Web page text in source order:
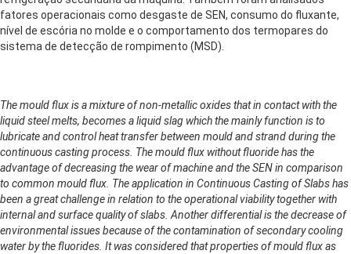
fatores operacionais como desgaste de SEN, consumo do fluxante,
nível de escória no molde e o comportamento dos termopares do
sistema de detecção de rompimento (MSD).
The mould flux is a mixture of non-metallic oxides that in contact with the
liquid steel melts, becomes a liquid slag which the mainly function is to
lubricate and control heat transfer between mould and strand during the
continuous casting process. The mould flux without fluoride has the
advantage of decreasing the wear of machine and the SEN in comparison
to common mould flux. The application in Continuous Casting of Slabs has
been a great challenge in relation to the operational viability together with
internal and surface quality of slabs. Another differential is the decrease of
environmental issues because of the contamination of secondary cooling
water by the fluorides. It was considered that properties of mould flux as